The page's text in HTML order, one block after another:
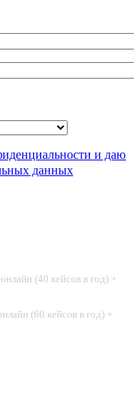
и даю
данных
(40 кейсов в год) +
(60 кейсов в год) +